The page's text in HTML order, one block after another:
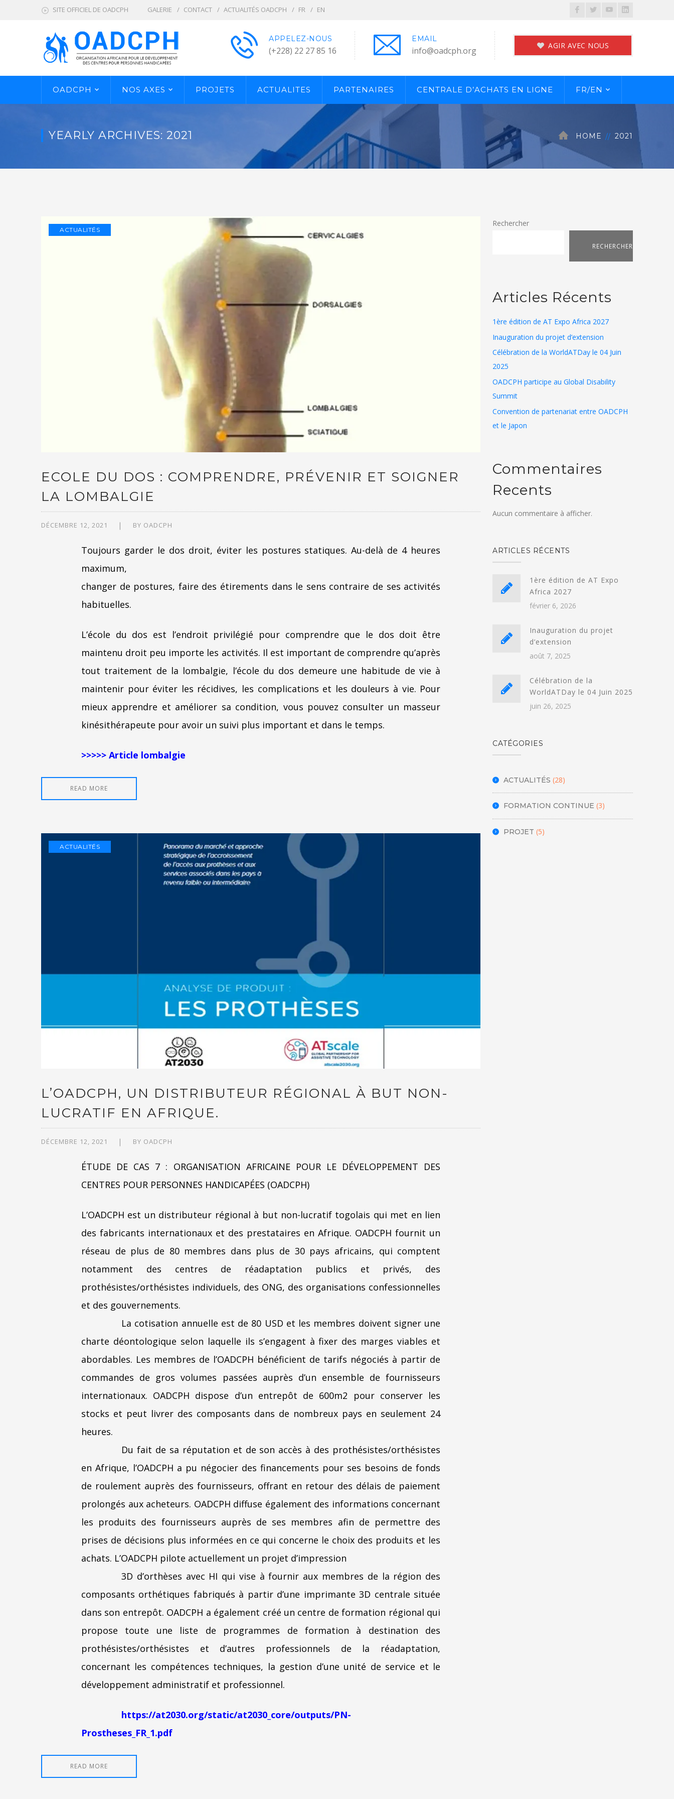
SITE OFFICIEL DE OADCPH GALERIE CONTACT ACTUALITÉS OADCPH FR EN
Facebook
TwitterYoutubeLinkedIn
AGIR AVEC NOUS
APPELEZ-NOUS
(+228) 22 27 85 16
EMAIL
info@oadcph.org
OADCPH NOS AXES PROJETS ACTUALITES PARTENAIRES CENTRALE D’ACHATS EN LIGNE FR/EN
YEARLY ARCHIVES: 2021 HOME 2021
ACTUALITÉS
ECOLE DU DOS : COMPRENDRE, PRÉVENIR ET SOIGNER
LA LOMBALGIE
DÉCEMBRE 12, 2021 BY OADCPH
Toujours garder le dos droit, éviter les postures statiques. Au-delà de 4 heures
maximum,
changer de postures, faire des étirements dans le sens contraire de ses activités
habituelles.
L’école du dos est l’endroit privilégié pour comprendre que le dos doit être
maintenu droit peu importe les activités. Il est important de comprendre qu’après
tout traitement de la lombalgie, l’école du dos demeure une habitude de vie à
maintenir pour éviter les récidives, les complications et les douleurs à vie. Pour
mieux apprendre et améliorer sa condition, vous pouvez consulter un masseur
kinésithérapeute pour avoir un suivi plus important et dans le temps.
>>>>> Article lombalgie
READ MORE
ACTUALITÉS
L’OADCPH, UN DISTRIBUTEUR RÉGIONAL À BUT NON-
LUCRATIF EN AFRIQUE.
DÉCEMBRE 12, 2021 BY OADCPH
ÉTUDE DE CAS 7 : ORGANISATION AFRICAINE POUR LE DÉVELOPPEMENT DES
CENTRES POUR PERSONNES HANDICAPÉES (OADCPH)
L’OADCPH est un distributeur régional à but non-lucratif togolais qui met en lien
des fabricants internationaux et des prestataires en Afrique. OADCPH fournit un
réseau de plus de 80 membres dans plus de 30 pays africains, qui comptent
notamment des centres de réadaptation publics et privés, des
prothésistes/orthésistes individuels, des ONG, des organisations confessionnelles
et des gouvernements.
La cotisation annuelle est de 80 USD et les membres doivent signer une
charte déontologique selon laquelle ils s’engagent à fixer des marges viables et
abordables. Les membres de l’OADCPH bénéficient de tarifs négociés à partir de
commandes de gros volumes passées auprès d’un ensemble de fournisseurs
internationaux. OADCPH dispose d’un entrepôt de 600m2 pour conserver les
stocks et peut livrer des composants dans de nombreux pays en seulement 24
heures.
Du fait de sa réputation et de son accès à des prothésistes/orthésistes
en Afrique, l’OADCPH a pu négocier des financements pour ses besoins de fonds
de roulement auprès des fournisseurs, offrant en retour des délais de paiement
prolongés aux acheteurs. OADCPH diffuse également des informations concernant
les produits des fournisseurs auprès de ses membres afin de permettre des
prises de décisions plus informées en ce qui concerne le choix des produits et les
achats. L’OADCPH pilote actuellement un projet d’impression
3D d’orthèses avec HI qui vise à fournir aux membres de la région des
composants orthétiques fabriqués à partir d’une imprimante 3D centrale située
dans son entrepôt. OADCPH a également créé un centre de formation régional qui
propose toute une liste de programmes de formation à destination des
prothésistes/orthésistes et d’autres professionnels de la réadaptation,
concernant les compétences techniques, la gestion d’une unité de service et le
développement administratif et professionnel.
https://at2030.org/static/at2030_core/outputs/PN-
Prostheses_FR_1.pdf
READ MORE
Rechercher
RECHERCHER
Articles Récents
1ère édition de AT Expo Africa 2027
Inauguration du projet d’extension
Célébration de la WorldATDay le 04 Juin
2025
OADCPH participe au Global Disability
Summit
Convention de partenariat entre OADCPH
et le Japon
Commentaires
Recents
Aucun commentaire à afficher.
ARTICLES RÉCENTS
1ère édition de AT Expo
Africa 2027
février 6, 2026
Inauguration du projet
d’extension
août 7, 2025
Célébration de la
WorldATDay le 04 Juin 2025
juin 26, 2025
CATÉGORIES
ACTUALITÉS (28)
FORMATION CONTINUE (3)
PROJET (5)